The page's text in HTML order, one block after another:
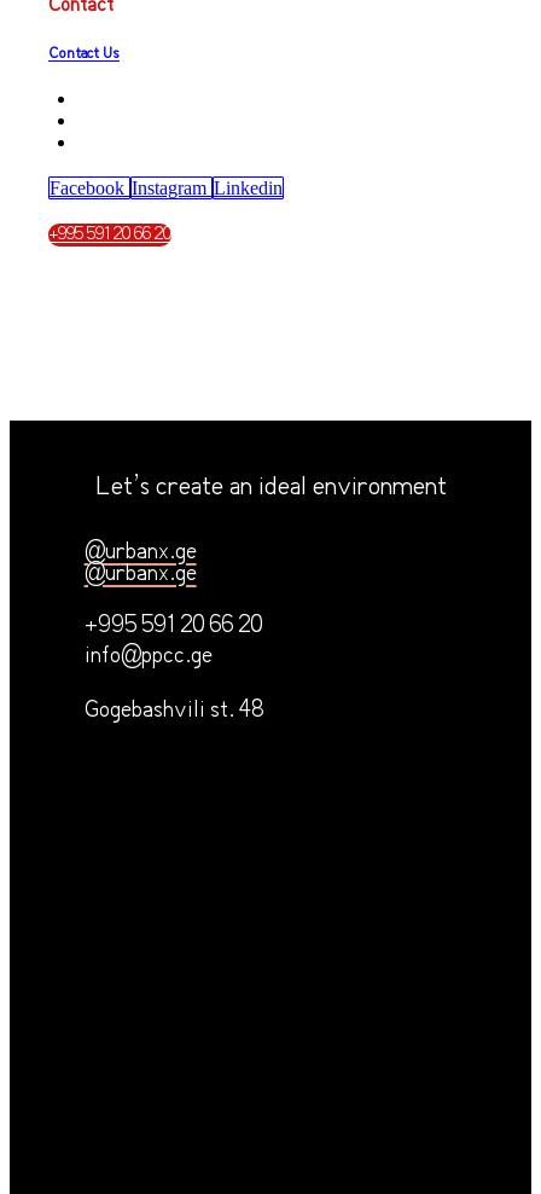
Contact
Contact Us
Facebook Instagram Linkedin
+995 591 20 66 20
Let’s create an ideal environment
@urbanx.ge
@urbanx.ge
+995 591 20 66 20
info@ppcc.ge
Gogebashvili st. 48